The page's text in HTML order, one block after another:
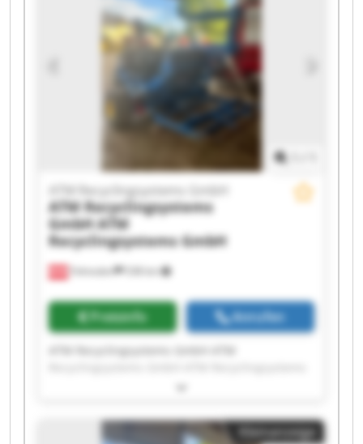
Recyclingsystems GmbH ATM Recyclingsystems
GmbH ATM Recyclingsystems GmbH ATM
Recyclingsystems GmbH ATM Recyclingsystems
GmbH ATM Recyclingsystems GmbH ATM
Recyclingsystems GmbH ATM Recyclingsystems
GmbH ATM Recyclingsystems GmbH ATM
Recyclingsystems GmbH
538 km
ATM Recyclingsystems GmbH
ATM Recyclingsystems
GmbHATM
Recyclingsystems GmbH
Preisinfo Anrufen
ATM Recyclingsystems GmbH ATM
GmbH ATM Recyclingsystems GmbH ATM
GmbH ATM Recyclingsystems GmbH ATM
Recyclingsystems GmbH ATM Recyclingsystems
Kleinanzeige